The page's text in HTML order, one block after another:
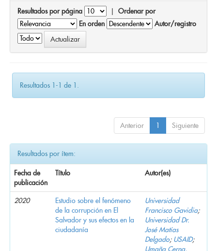
Resultados por página | Ordenar por
En orden
Autor/registro
Resultados 1-1 de 1.
Anterior 1 Siguiente
Resultados por ítem:
Fecha de
publicación
Título Autor(es)
2020
Estudio sobre el fenómeno
de la corrupción en El
Salvador y sus efectos en la
ciudadanía
Universidad
Francisco Gavidia;
Universidad Dr.
José Matías
Delgado; USAID;
Umaña Cerna,